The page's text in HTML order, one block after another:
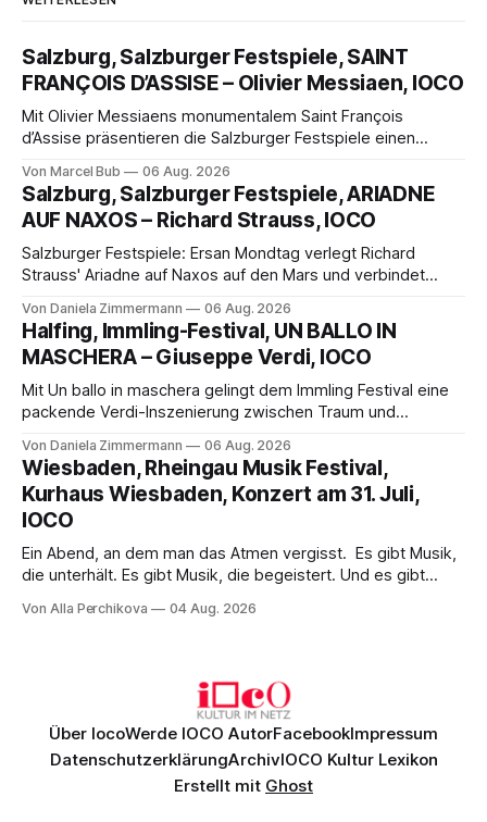
Salzburg, Salzburger Festspiele, SAINT
FRANÇOIS D’ASSISE – Olivier Messiaen, IOCO
Mit Olivier Messiaens monumentalem Saint François
d’Assise präsentieren die Salzburger Festspiele einen
eine bildgewaltige Inszenierung, Maxime Pascal entfaltet
die komplexe Partitur eindrucksvoll, Philippe Sly berührt als
Franziskus.
Von Marcel Bub 06 Aug. 2026
Salzburg, Salzburger Festspiele, ARIADNE
AUF NAXOS – Richard Strauss, IOCO
Salzburger Festspiele: Ersan Mondtag verlegt Richard
Strauss' Ariadne auf Naxos auf den Mars und verbindet
Aufführung mit starken Solisten und den Wiener
Philharmonikern, szenisch bleibt der zweite Akt jedoch
hinter den Erwartungen zurück.
Von Daniela Zimmermann 06 Aug. 2026
Halfing, Immling-Festival, UN BALLO IN
MASCHERA – Giuseppe Verdi, IOCO
Mit Un ballo in maschera gelingt dem Immling Festival eine
packende Verdi-Inszenierung zwischen Traum und
psychologische Tiefe mit starken Bildern, getragen von
einem spielfreudigen Ensemble und einer musikalisch
überzeugenden Gesamtleistung.
Von Daniela Zimmermann 06 Aug. 2026
Wiesbaden, Rheingau Musik Festival,
Kurhaus Wiesbaden, Konzert am 31. Juli,
IOCO
Ein Abend, an dem man das Atmen vergisst. Es gibt Musik,
die unterhält. Es gibt Musik, die begeistert. Und es gibt
Genau so war der Abend im Kurhaus Wiesbaden, an dem
Von Alla Perchikova 04 Aug. 2026
Über IocoWerde IOCO AutorFacebookImpressum
DatenschutzerklärungArchivIOCO Kultur Lexikon
Erstellt mit Ghost